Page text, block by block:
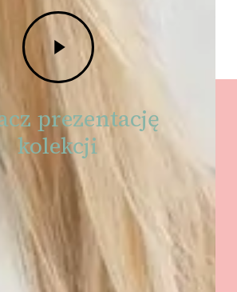
Play
Video
prezentację
kolekcji